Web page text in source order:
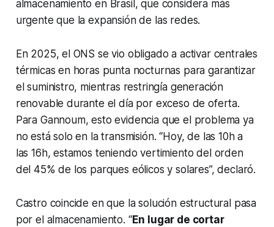
almacenamiento en Brasil, que considera más
urgente que la expansión de las redes.
En 2025, el ONS se vio obligado a activar centrales
térmicas en horas punta nocturnas para garantizar
el suministro, mientras restringía generación
renovable durante el día por exceso de oferta.
Para Gannoum, esto evidencia que el problema ya
no está solo en la transmisión. “Hoy, de las 10h a
las 16h, estamos teniendo vertimiento del orden
del 45% de los parques eólicos y solares”, declaró.
Castro coincide en que la solución estructural pasa
por el almacenamiento. “En lugar de cortar